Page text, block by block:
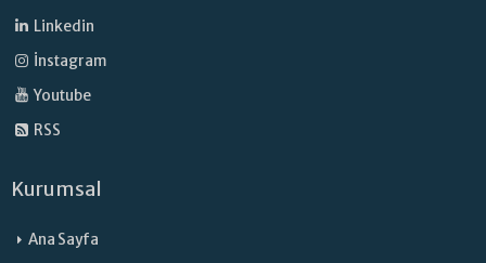
Linkedin
İnstagram
Youtube
RSS
Kurumsal
Ana Sayfa